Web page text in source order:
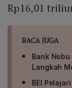
Rp16,01
BACA JUGA
Bank
Langkah
BEI